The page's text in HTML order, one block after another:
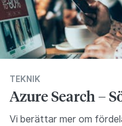
TEKNIK
Azure Search –
Vi berättar mer om